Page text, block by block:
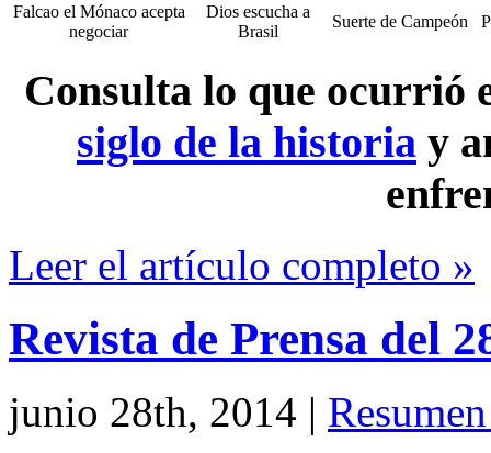
Falcao el Mónaco acepta
negociar
Dios escucha a
Brasil
Suerte de Campeón
Consulta lo que ocurrió
siglo de la historia y
Leer el artículo completo »
Revista de Prensa del
junio 28th, 2014 |